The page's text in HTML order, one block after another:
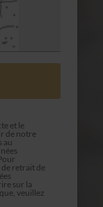
et le
de notre
au
retrait de
sur la
veuillez